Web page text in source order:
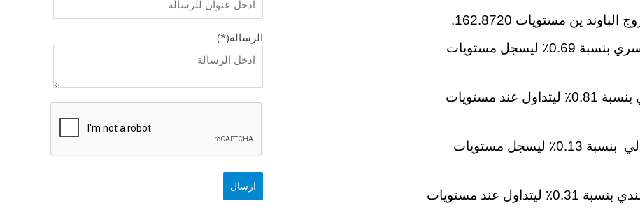
الرسالة(*)
تقدم الجنيه الإسترليني مقابل الفرنك السويسري بنسبة 0.69٪ ليسجل مستويات
ارتفع الجنيه الإسترليني مقابل الدولار الكندي بنسبة 0.81٪ ليتداول عند مستويات
هبط الجنيه الإسترليني مقابل الدولار الأسترالي بنسبة 0.13٪ ليسجل مستويات
صعد الجنيه الإسترليني مقابل الدولار النيوزيلندي بنسبة 0.31٪ ليتداول عند مستويات